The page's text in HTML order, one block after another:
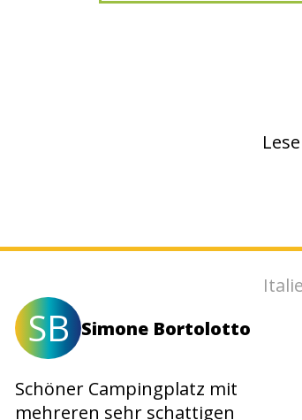
SB Simone Bortolotto
Schöner Campingplatz mit
mehreren sehr schattigen